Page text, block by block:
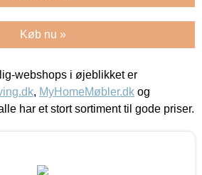
Køb nu »
webshops i øjeblikket er
, MyHomeMøbler.dk og
har et stort sortiment til gode priser.